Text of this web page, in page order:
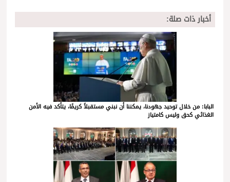
أخبار ذات صلة:
البابا: من خلال توحيد جهودنا، يمكننا أن نبني مستقبلاً كريمًا، يتأكد فيه الأمن
الغذائي كحق وليس كامتياز